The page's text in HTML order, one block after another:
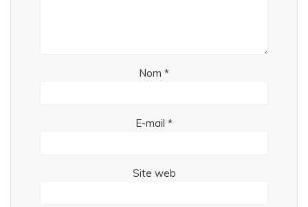
Nom *
E-mail *
Site web